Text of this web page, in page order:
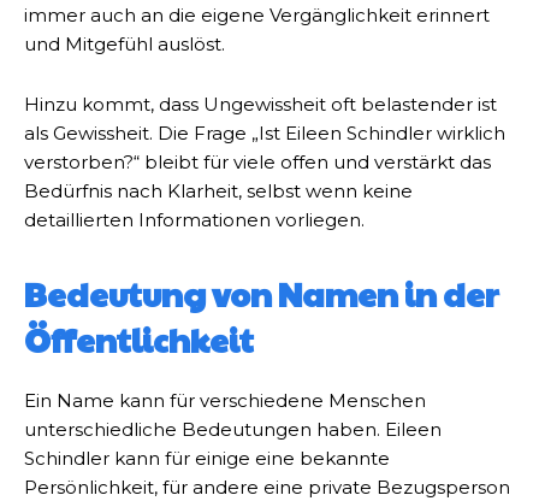
immer auch an die eigene Vergänglichkeit erinnert
und Mitgefühl auslöst.
Hinzu kommt, dass Ungewissheit oft belastender ist
als Gewissheit. Die Frage „Ist Eileen Schindler wirklich
verstorben?“ bleibt für viele offen und verstärkt das
Bedürfnis nach Klarheit, selbst wenn keine
detaillierten Informationen vorliegen.
Bedeutung von Namen in der
Öffentlichkeit
Ein Name kann für verschiedene Menschen
unterschiedliche Bedeutungen haben. Eileen
Schindler kann für einige eine bekannte
Persönlichkeit, für andere eine private Bezugsperson